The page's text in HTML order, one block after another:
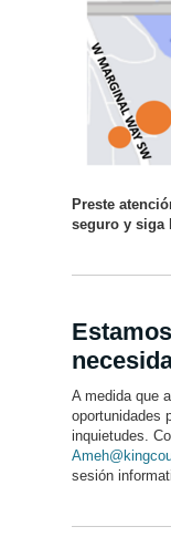
Preste
seguro y siga
A medida que
oportunidades
inquietudes.
sesión